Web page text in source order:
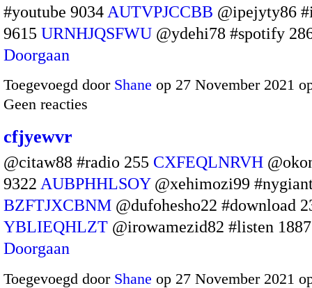
#youtube 9034 AUTVPJCCBB @ipejyty86
9615 URNHJQSFWU @ydehi78 #spotify
Doorgaan
Toegevoegd door Shane op 27 November 2021
Geen reacties
cfjyewvr
@citaw88 #radio 255 CXFEQLNRVH
9322 AUBPHHLSOY@xehimozi99
BZFTJXCBNM @dufohesho22 #download
YBLIEQHLZT @irowamezid82 #listen
Doorgaan
Toegevoegd door Shane op 27 November 2021